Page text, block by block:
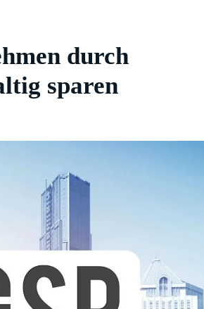
durch
sparen